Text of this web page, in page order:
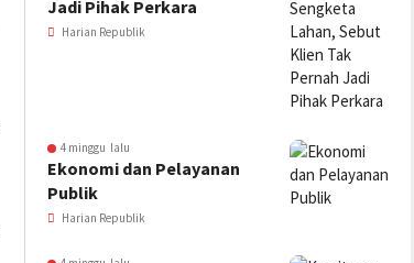
Jadi Pihak Perkara
Harian Republik
4 minggu lalu
Ekonomi dan Pelayanan
Publik
Harian Republik